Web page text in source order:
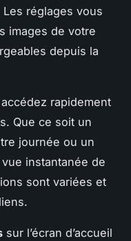
réglages vous
images de votre
depuis la
rapidement
Que ce soit un
journée ou un
instantanée de
sont variées et
sur l’écran d’accueil